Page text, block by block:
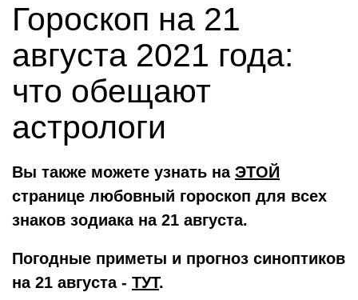
Гороскоп на 21
августа 2021 года:
что обещают
астрологи
Вы также можете узнать на ЭТОЙ
странице любовный гороскоп для всех
знаков зодиака на 21 августа.
Погодные приметы и прогноз синоптиков
на 21 августа - ТУТ.